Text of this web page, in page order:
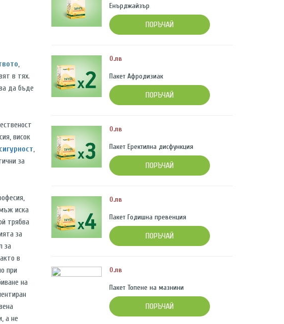
,
в тях.
да бъде
висок
,
за
иска
трябва
за
за
в
при
на
а не
Енърджайзър
ПОРЪЧАЙ
0.лв
Пакет Афродизиак
ПОРЪЧАЙ
0.лв
Пакет Еректилна дисфункция
ПОРЪЧАЙ
0.лв
Пакет Годишна превенция
ПОРЪЧАЙ
0.лв
Пакет Топене на мазнини
ПОРЪЧАЙ